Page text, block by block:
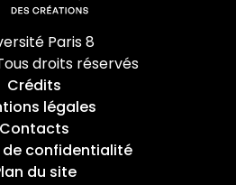
Paris 8
droits réservés
Crédits
légales
Contacts
de confidentialité
du site